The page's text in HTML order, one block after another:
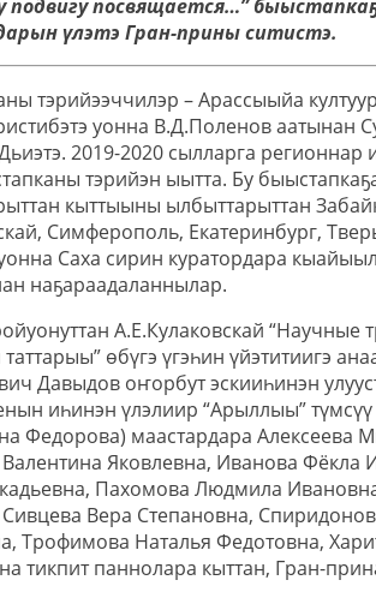
подвигу посвящается…”
үлэтэ Гран-прины ситистэ.
тэрийээччилэр – Арассыыйа
уонна В.Д.Поленов аатынан
2019-2020 сылларга регионнар
тэрийэн ыытта. Бу
кыттыыны ылбыттарыттан
Симферополь, Екатеринбург,
Саха сирин куратордара
наҕараадаланнылар.
А.Е.Кулаковскай “Научные
таттарыы” өбүгэ үгэһин үйэтитиигэ
Давыдов оҥорбут эскииһинэн
иһинэн үлэлиир “Арыллыы”
Федорова) маастардара Алексеева
Яковлевна, Иванова Фёкла
Пахомова Людмила
Вера Степановна,
Трофимова Наталья Федотовна,
тикпит паннолара кыттан, Гран-